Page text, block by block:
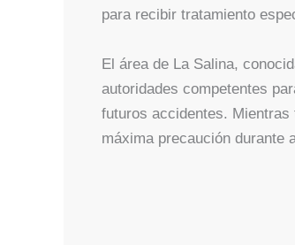
para recibir tratamiento
El área de La Salina,
autoridades competentes
futuros accidentes.
máxima precaución durante